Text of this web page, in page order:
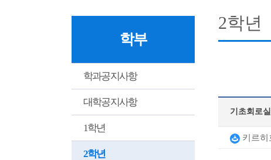
학부
학과공지사항
대학공지사항
1학년
2학년
2학년
기초회로
키르히